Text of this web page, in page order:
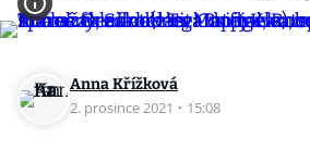
Anna Křížková
2. prosince 2021 · 15:08